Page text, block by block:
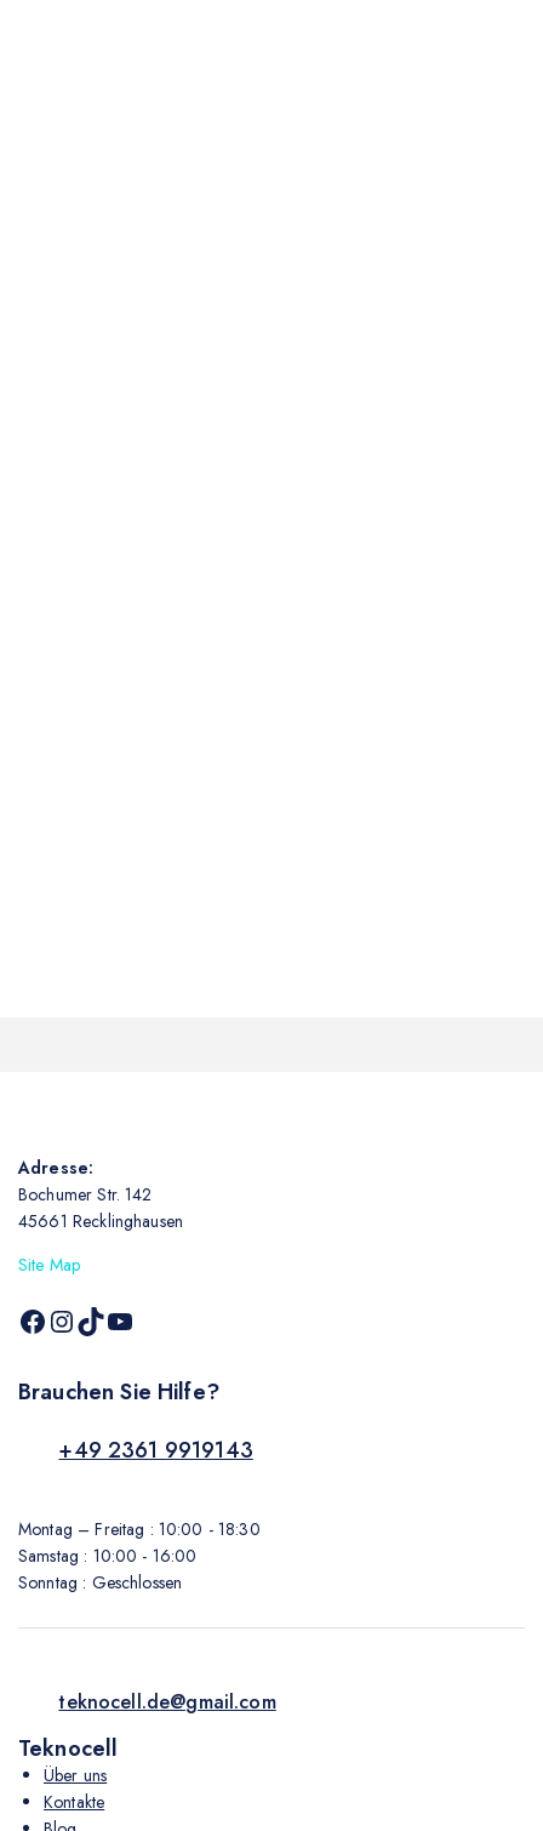
Adresse:
Bochumer Str. 142
45661 Recklinghausen
Site Map
Brauchen Sie Hilfe?
+49 2361 9919143
Montag – Freitag : 10:00 - 18:30
Samstag : 10:00 - 16:00
Sonntag : Geschlossen
teknocell.de@gmail.com
Teknocell
Über uns
Kontakte